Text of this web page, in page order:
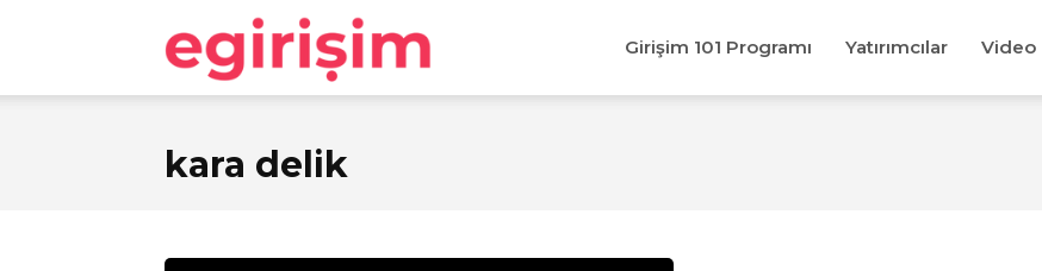
egirişim Girişim 101 Programı Yatırımcılar Video
kara delik